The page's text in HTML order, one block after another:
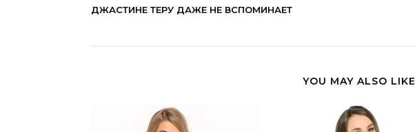
ДЖАСТИНЕ ТЕРУ ДАЖЕ НЕ ВСПОМИНАЕТ
YOU MAY ALSO LIKE